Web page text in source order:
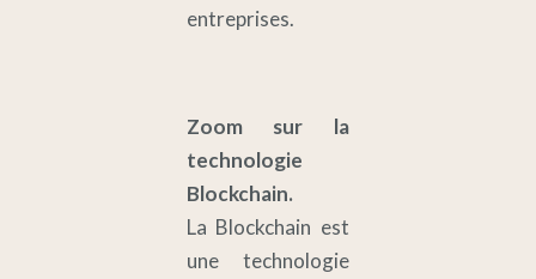
entreprises.
Zoom sur la
technologie
Blockchain.
La Blockchain est
une technologie